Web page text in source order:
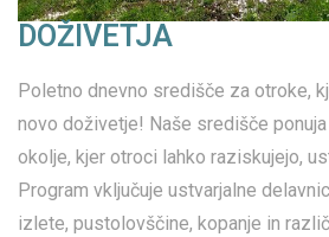
DOŽIVETJA
Poletno dnevno središče za otroke,
novo doživetje! Naše središče
okolje, kjer otroci lahko raziskujejo,
Program vključuje ustvarjalne
izlete, pustolovščine, kopanje in